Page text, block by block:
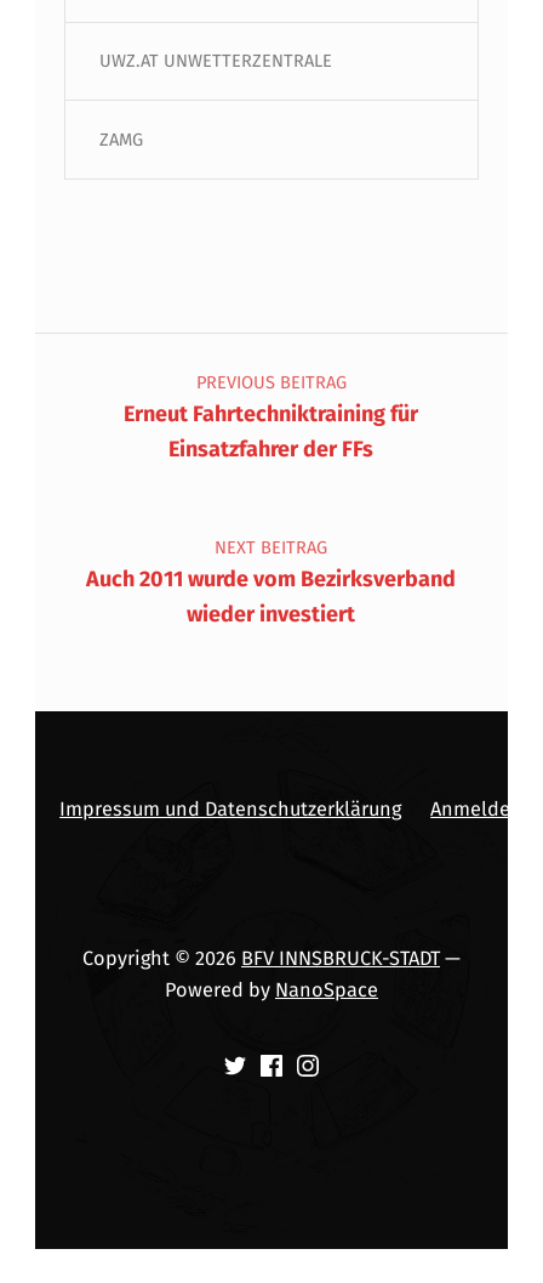
UWZ.AT UNWETTERZENTRALE
ZAMG
Beitragsnavigation
PREVIOUS BEITRAG
Erneut Fahrtechniktraining für
Einsatzfahrer der FFs
NEXT BEITRAG
Auch 2011 wurde vom Bezirksverband
wieder investiert
Impressum und Datenschutzerklärung Anmelden
Copyright © 2026 BFV INNSBRUCK-STADT—
Powered by NanoSpace